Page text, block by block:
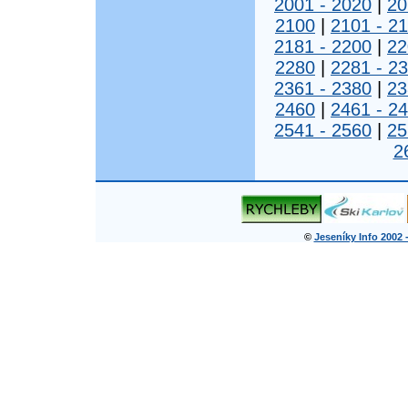
2001 - 2020
2100
2101 -
2181 - 2200
2280
2281 -
2361 - 2380
2460
2461 -
2541 - 2560
© Jeseníky Info 2002